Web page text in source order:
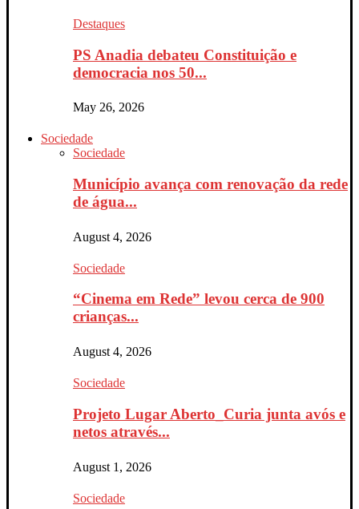
Destaques
PS Anadia debateu Constituição e
democracia nos 50...
May 26, 2026
Sociedade
Sociedade
Município avança com renovação da rede
de água...
August 4, 2026
Sociedade
“Cinema em Rede” levou cerca de 900
crianças...
August 4, 2026
Sociedade
Projeto Lugar Aberto_Curia junta avós e
netos através...
August 1, 2026
Sociedade